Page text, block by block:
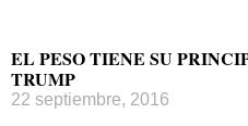
EL PESO TIENE SU
TRUMP
22 septiembre, 2016